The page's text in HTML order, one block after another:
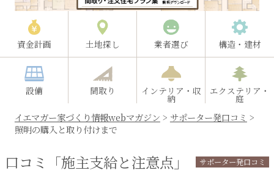
資金計画 土地探し 業者選び 構造・建材
設備 間取り インテリア・収
納
エクステリア・
庭
イエマガー家づくり情報webマガジン > サポーター発口コミ >
照明の購入と取り付けまで
口コミ「施主支給と注意点」 サポーター発口コミ